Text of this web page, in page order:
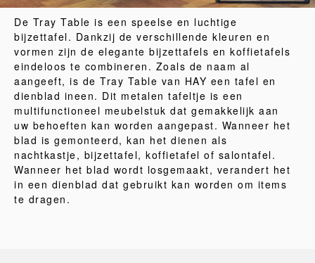
De Tray Table is een speelse en luchtige
bijzettafel. Dankzij de verschillende kleuren en
vormen zijn de elegante bijzettafels en koffietafels
eindeloos te combineren. Zoals de naam al
aangeeft, is de Tray Table van HAY een tafel en
dienblad ineen. Dit metalen tafeltje is een
multifunctioneel meubelstuk dat gemakkelijk aan
uw behoeften kan worden aangepast. Wanneer het
blad is gemonteerd, kan het dienen als
nachtkastje, bijzettafel, koffietafel of salontafel.
Wanneer het blad wordt losgemaakt, verandert het
in een dienblad dat gebruikt kan worden om items
te dragen.